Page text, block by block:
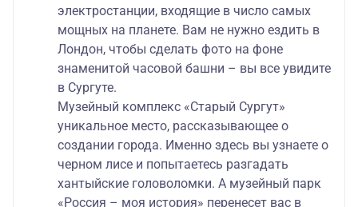
электростанции, входящие в число самых
мощных на планете. Вам не нужно ездить в
Лондон, чтобы сделать фото на фоне
знаменитой часовой башни – вы все увидите
в Сургуте.
Музейный комплекс «Старый Сургут»
уникальное место, рассказывающее о
создании города. Именно здесь вы узнаете о
черном лисе и попытаетесь разгадать
хантыйские головоломки. А музейный парк
«Россия – моя история» перенесет вас в